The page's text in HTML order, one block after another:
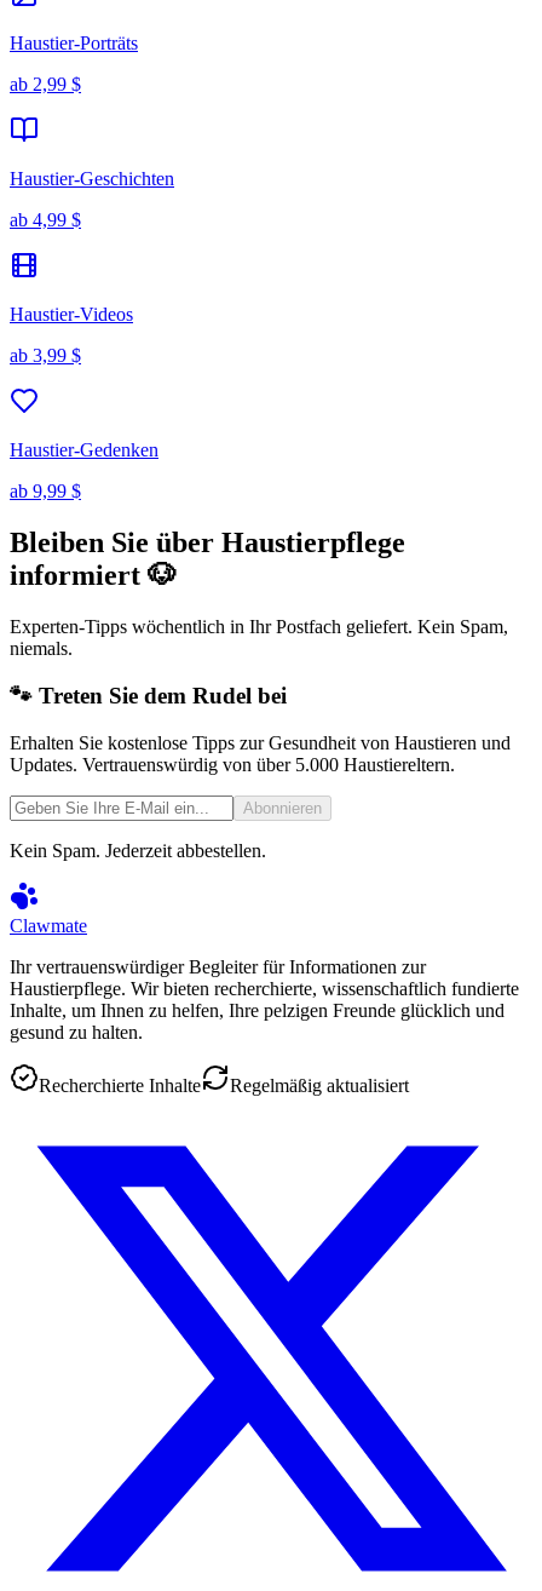
Haustier-Porträts
ab 2,99 $
Haustier-Geschichten
ab 4,99 $
Haustier-Videos
ab 3,99 $
Haustier-Gedenken
ab 9,99 $
Bleiben Sie über Haustierpflege
informiert 🐶
Experten-Tipps wöchentlich in Ihr Postfach geliefert. Kein Spam,
niemals.
🐾 Treten Sie dem Rudel bei
Erhalten Sie kostenlose Tipps zur Gesundheit von Haustieren und
Updates. Vertrauenswürdig von über 5.000 Haustiereltern.
Abonnieren
Kein Spam. Jederzeit abbestellen.
Clawmate
Ihr vertrauenswürdiger Begleiter für Informationen zur
Haustierpflege. Wir bieten recherchierte, wissenschaftlich fundierte
Inhalte, um Ihnen zu helfen, Ihre pelzigen Freunde glücklich und
gesund zu halten.
Recherchierte Inhalte Regelmäßig aktualisiert